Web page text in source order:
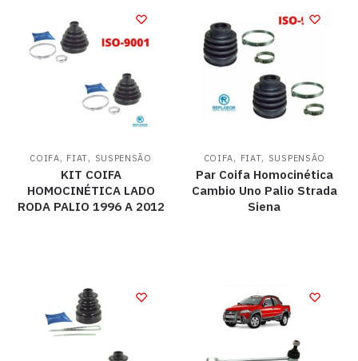
COIFA, FIAT, SUSPENSÃO
KIT COIFA
HOMOCINÉTICA LADO
RODA PALIO 1996 A 2012
COIFA, FIAT, SUSPENSÃO
Par Coifa Homocinética
Cambio Uno Palio Strada
Siena